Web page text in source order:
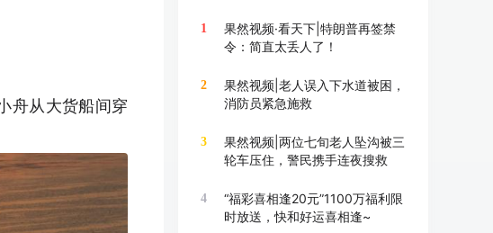
舟从大货船间穿
1
果然视频·看天下|特朗普再签禁
令：简直太丢人了！
2
果然视频|老人误入下水道被困，
消防员紧急施救
3
果然视频|两位七旬老人坠沟被三
轮车压住，警民携手连夜搜救
4
“福彩喜相逢20元”1100万福利限
时放送，快和好运喜相逢~